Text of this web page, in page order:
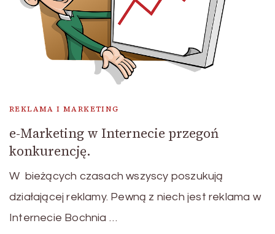
REKLAMA I MARKETING
e-Marketing w Internecie przegoń
konkurencję.
W bieżących czasach wszyscy poszukują
działającej reklamy. Pewną z niech jest reklama w
Internecie Bochnia …